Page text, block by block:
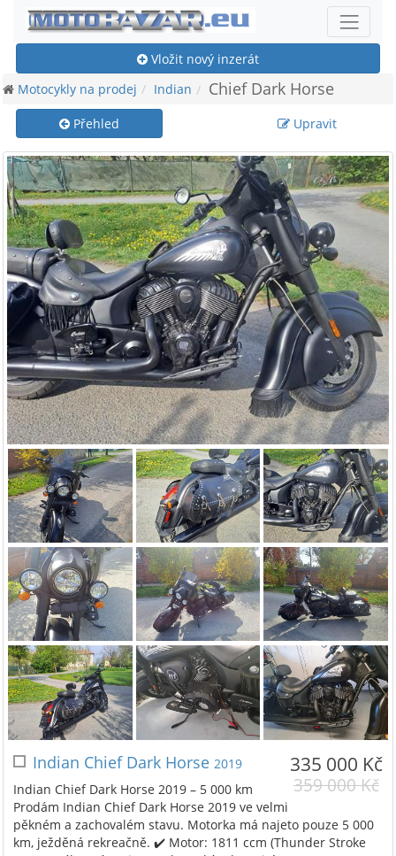
Vložit nový inzerát
Motocykly na prodej
Indian Chief Dark Horse
Přehled Upravit
335 000 Kč
359 000 Kč
Indian Chief Dark Horse 2019
Indian Chief Dark Horse 2019 – 5 000 km
Prodám Indian Chief Dark Horse 2019 ve velmi
pěkném a zachovalém stavu. Motorka má najeto pouze 5 000
km, ježděná rekreačně. ✔️ Motor: 1811 ccm (Thunder Stroke